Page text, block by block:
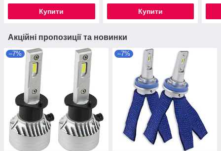
Купити Купити
Акційні пропозиції та новинки
–7% –7%